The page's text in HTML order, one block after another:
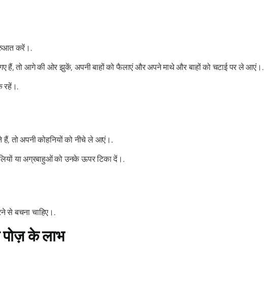
करें।.
हैं, तो आगे की ओर झुकें, अपनी बाहों को फैलाएं और अपने माथे और बाहों को चटाई पर ले आएं।.
रहें।.
तो अपनी कोहनियों को नीचे ले आएं।.
या अग्रबाहुओं को उनके ऊपर टिका दें।.
से बचना चाहिए।.
पोज़ के लाभ